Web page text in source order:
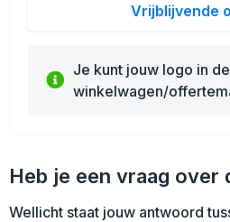
Vrijblijvende
Je kunt jouw logo in de
winkelwagen/
Heb je een vraag over
Wellicht staat jouw antwoord